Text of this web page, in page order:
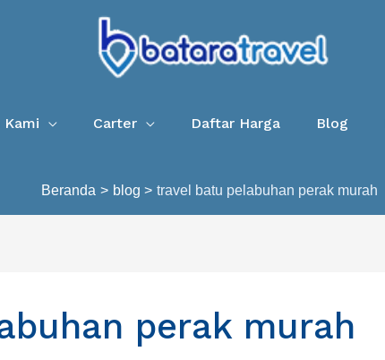
Kami Carter Daftar Harga Blog
Beranda blog travel batu pelabuhan perak murah
perak murah